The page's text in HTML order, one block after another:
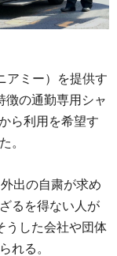
アミー）を提供す
徴の通勤専用シャ
ら利用を希望す
。
出の自粛が求め
るを得ない人が
うした会社や団体
れる。